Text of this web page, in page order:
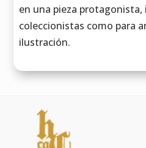
en una pieza
coleccionistas como para
ilustración.